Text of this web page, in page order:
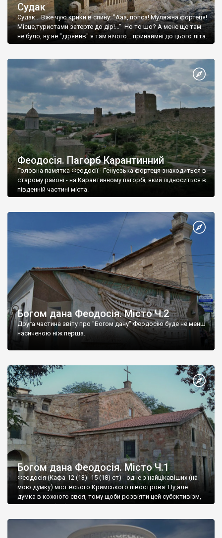
Судак
Судак... Вже чую крики в спину: "Ааа, попса! Муляжна фортеця!
Місце,туристами затерте до дір!..." Но то шо? А мене ще там
не було, ну не "дірявив" я там нічого... принаймні до цього літа.
Феодосія. Пагорб Карантинний
Головна памятка Феодосії - Генуезька фортеця знаходиться в
старому районі - на Карантинному пагорбі, який підноситься в
південній частині міста.
Богом дана Феодосія. Місто Ч.2
Друга частина звіту про "Богом дану" Феодосію буде не менш
насиченою ніж перша.
Богом дана Феодосія. Місто Ч.1
Феодосія (Кафа-12 (13) -15 (18) ст) - одне з найцікавіших (на
мою думку) міст всього Кримського півострова .Ну,але
думка в кожного своя, тому щоби розвіяти цей субєктивізм,
запрошую відвідати це